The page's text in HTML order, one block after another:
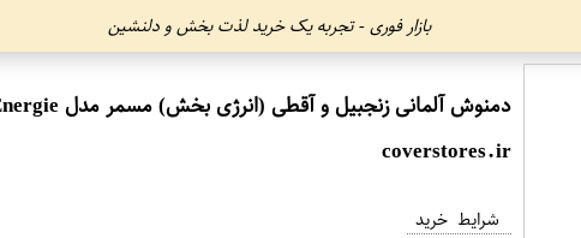
بازار فوری - تجربه یک خرید لذت بخش و دلنشین
دمنوش آلمانی زنجبیل و آقطی (انرژی بخش) مسمر مدل Energie بسته 20 عددی
coverstores.ir
شرایط خرید